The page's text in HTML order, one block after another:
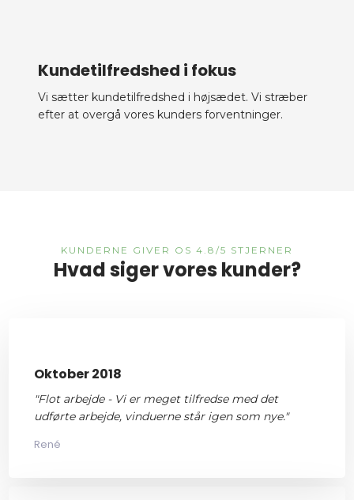
​Kundetilfredshed i fokus
Vi sætter kundetilfredshed i højsædet. Vi stræber
efter at overgå vores kunders forventninger.
​KUNDERNE GIVER OS 4.8/5 STJERNER​
Hvad siger vores kunder?
Oktober 2018
"​Flot arbejde - Vi er meget tilfredse med det
udførte arbejde, vinduerne står igen som nye."
René